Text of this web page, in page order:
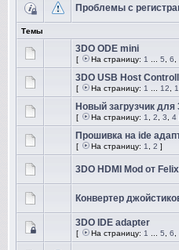
Проблемы с
Темы
3DO ODE mini
[ На страницу: 1 5 6
3DO USB Host
[ На страницу: 1 12
Новый загрузчик для
[ На страницу: 1 2 3 4
Прошивка на ide
[ На страницу: 1 2 ]
3DO HDMI Mod от Felix
Конвертер
3DO IDE adapter
[ На страницу: 1 5 6